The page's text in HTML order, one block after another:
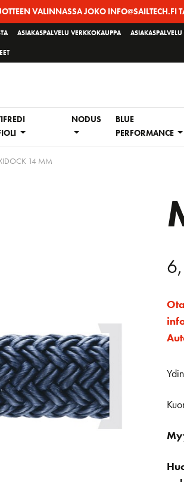
VALINNASSA JOKO
ASIAKASPALVELU VERKKOKAUPPA
NODUS
BLUE
PERFORMANCE
14 MM